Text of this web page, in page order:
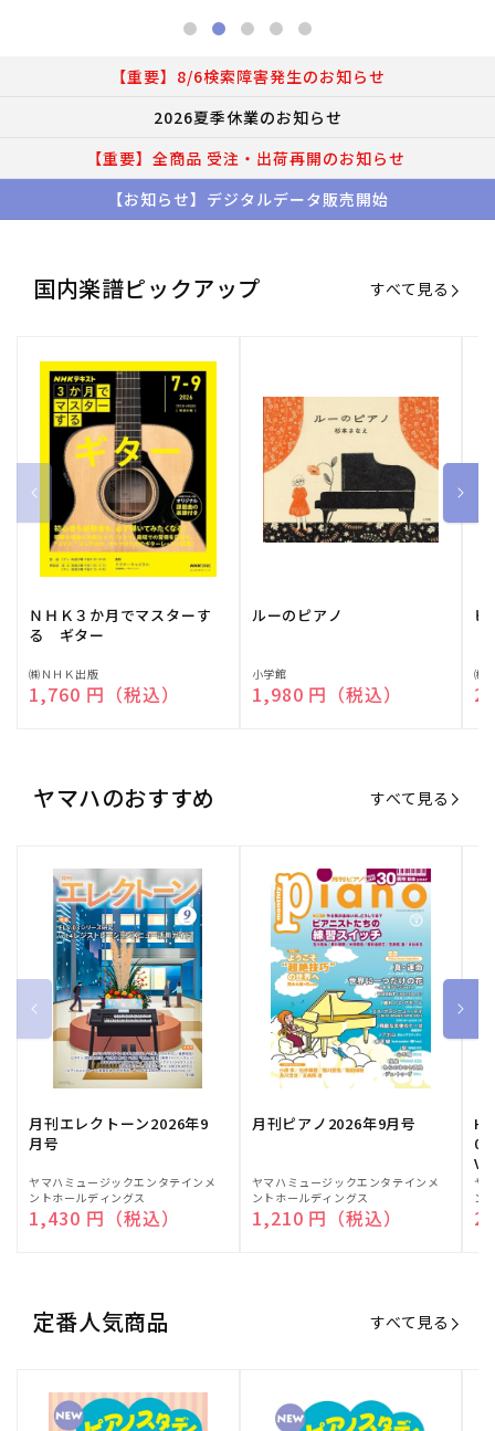
【重要】8/6検索障害発生のお知らせ
2026夏季休業のお知らせ
【重要】全商品 受注・出荷再開のお知らせ
【お知らせ】デジタルデータ販売開始
国内楽譜ピックアップ すべて見る
ＮＨＫ３か月でマスターす
る ギター
販
売
㈱ＮＨＫ出版
通常価格
1,760 円（税込）
ルーのピアノ
販
売
小学館
通常価格
1,980 円（税込）
ピ
販
売
㈱
ヤマハのおすすめ すべて見る
月刊エレクトーン2026年9
月号
販
売
元:
ヤマハミュージックエンタテインメ
ントホールディングス
通常価格
1,430 円（税込）
月刊ピアノ2026年9月号
販
売
元:
ヤマハミュージックエンタテインメ
ントホールディングス
通常価格
1,210 円（税込）
販
売
元:
ヤ
ン
定番人気商品 すべて見る